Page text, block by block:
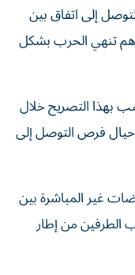
إلى اتفاق بين
تنهي الحرب بشكل
بهذا التصريح خلال
حيال فرص التوصل إلى
غير المباشرة بين
الطرفين من إطار